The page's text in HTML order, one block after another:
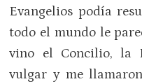
Evangelios podía
todo el mundo le
vino el Concilio, la
vulgar y me